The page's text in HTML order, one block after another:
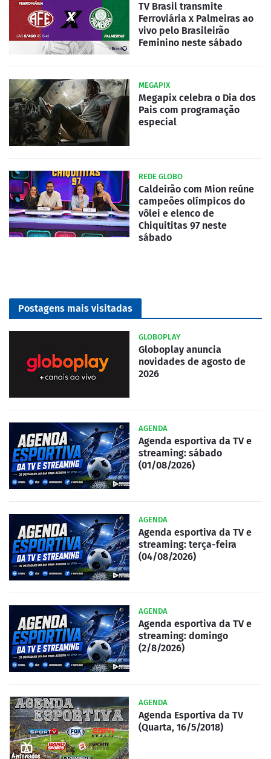
TV Brasil transmite
Ferroviária x Palmeiras ao
vivo pelo Brasileirão
Feminino neste sábado
MEGAPIX
Megapix celebra o Dia dos
Pais com programação
especial
REDE GLOBO
Caldeirão com Mion reúne
campeões olímpicos do
vôlei e elenco de
Chiquititas 97 neste
sábado
Postagens mais visitadas
GLOBOPLAY
Globoplay anuncia
novidades de agosto de
2026
AGENDA
Agenda esportiva da TV e
streaming: sábado
(01/08/2026)
AGENDA
Agenda esportiva da TV e
streaming: terça-feira
(04/08/2026)
AGENDA
Agenda esportiva da TV e
streaming: domingo
(2/8/2026)
AGENDA
Agenda Esportiva da TV
(Quarta, 16/5/2018)